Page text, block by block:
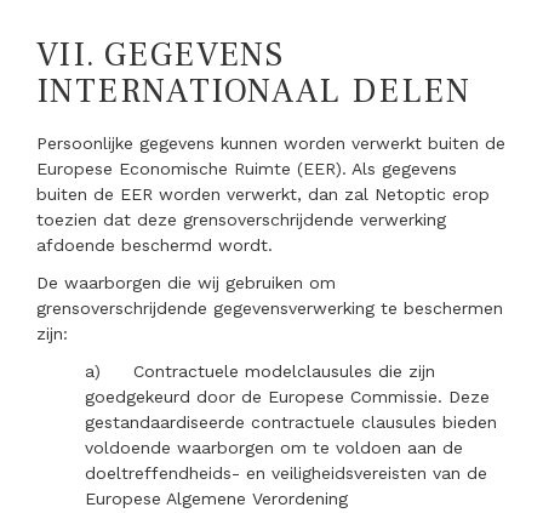
VII. GEGEVENS
INTERNATIONAAL DELEN
Persoonlijke gegevens kunnen worden verwerkt buiten de
Europese Economische Ruimte (EER). Als gegevens
buiten de EER worden verwerkt, dan zal Netoptic erop
toezien dat deze grensoverschrijdende verwerking
afdoende beschermd wordt.
De waarborgen die wij gebruiken om
grensoverschrijdende gegevensverwerking te beschermen
zijn:
a)
Contractuele modelclausules die zijn
goedgekeurd door de Europese Commissie. Deze
gestandaardiseerde contractuele clausules bieden
voldoende waarborgen om te voldoen aan de
doeltreffendheids- en veiligheidsvereisten van de
Europese Algemene Verordening